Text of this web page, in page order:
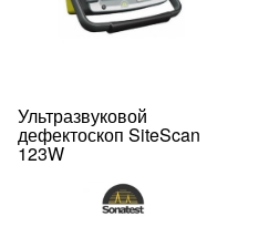
Ультразвуковой
дефектоскоп SiteScan
123W